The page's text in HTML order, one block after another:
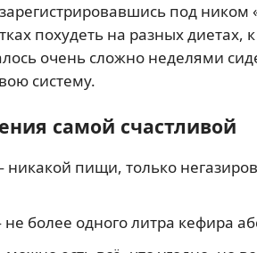
под ником
похудеть на разных диетах,
очень сложно неделями
систему.
самой счастливой
пищи, только
более одного литра кефира